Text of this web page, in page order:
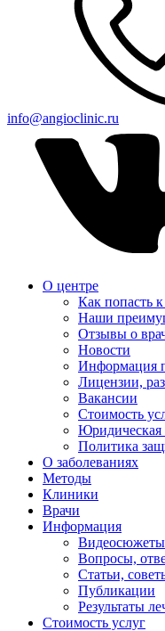
info@angioclinic.ru
О центре
Как попасть
Наши
Отзывы о
Новости
Информация
Лицензии,
Вакансии
Стоимость
Политика
О заболеваниях
Методы
Клиники
Врачи
Информация
Видеосюжеты
Вопросы,
Статьи,
Публикации
Результаты
Стоимость услуг